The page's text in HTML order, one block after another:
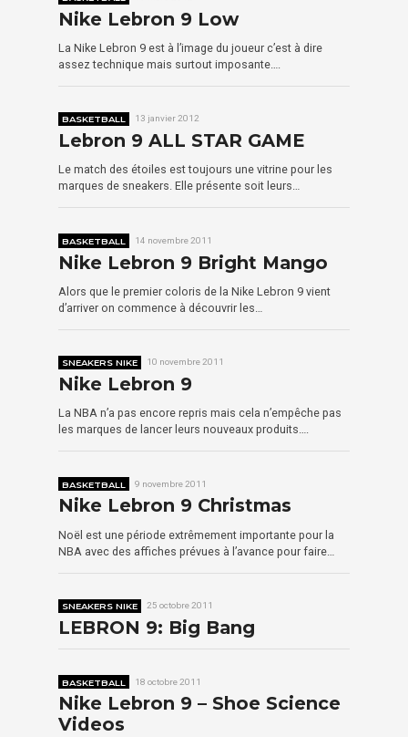
Nike Lebron 9 Low
La Nike Lebron 9 est à l’image du joueur c’est à dire
assez technique mais surtout imposante….
BASKETBALL 13 janvier 2012
Lebron 9 ALL STAR GAME
Le match des étoiles est toujours une vitrine pour les
marques de sneakers. Elle présente soit leurs…
BASKETBALL 14 novembre 2011
Nike Lebron 9 Bright Mango
Alors que le premier coloris de la Nike Lebron 9 vient
d’arriver on commence à découvrir les…
SNEAKERS NIKE 10 novembre 2011
Nike Lebron 9
La NBA n’a pas encore repris mais cela n’empêche pas
les marques de lancer leurs nouveaux produits….
BASKETBALL 9 novembre 2011
Nike Lebron 9 Christmas
Noël est une période extrêmement importante pour la
NBA avec des affiches prévues à l’avance pour faire…
SNEAKERS NIKE 25 octobre 2011
LEBRON 9: Big Bang
BASKETBALL 18 octobre 2011
Nike Lebron 9 – Shoe Science
Videos